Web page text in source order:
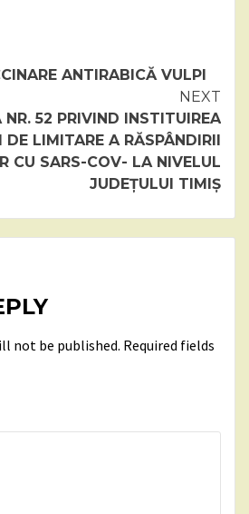
ANTIRABICĂ VULPI
NEXT
NR. 52 PRIVIND INSTITUIREA
DE LIMITARE A RĂSPÂNDIRII
CU SARS-COV- LA NIVELUL
JUDEȚULUI TIMIȘ
not be published. Required fields